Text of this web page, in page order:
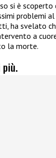
si è scoperto
problemi
ha svelato
a
la morte.
più.